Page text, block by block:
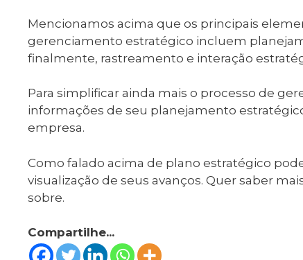
Mencionamos acima que os principais
gerenciamento estratégico incluem
finalmente, rastreamento e interação
Para simplificar ainda mais o processo de
informações de seu planejamento
empresa.
Como falado acima de plano estratégico
visualização de seus avanços. Quer saber
sobre.
Compartilhe...